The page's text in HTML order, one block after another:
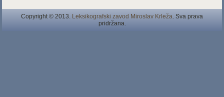
Copyright © 2013. Leksikografski zavod Miroslav Krleža. Sva prava
pridržana.